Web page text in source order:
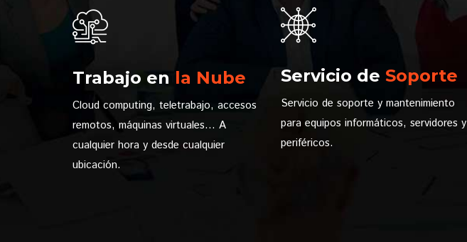
Trabajo en la Nube
Cloud computing, teletrabajo, accesos
remotos, máquinas virtuales... A
cualquier hora y desde cualquier
ubicación.
Servicio de Soporte
Servicio de soporte y mantenimiento
para equipos informáticos, servidores y
periféricos.